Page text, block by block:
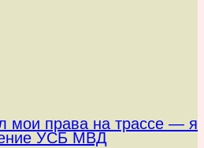
мои права на трассе — я
УСБ МВД